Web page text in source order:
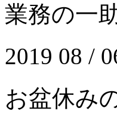
業務の一
2019 08 /
お盆休み